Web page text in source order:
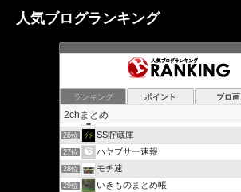
人気ブログランキング
ランキング ポイント ブロ画
24位 ネコ速 (^ω^) おもしろネタまとめ
25位 営業マンが使える話題まとめ
26位 SS貯蔵庫
27位 ハヤブサー速報
28位 モチ速
29位 いきものまとめ帳